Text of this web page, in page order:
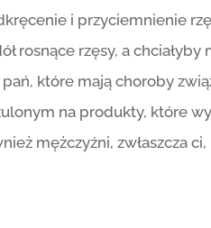
i przyciemnienie
rosnące rzęsy, a
które mają choroby
na produkty, które
mężczyźni, zwłaszcza